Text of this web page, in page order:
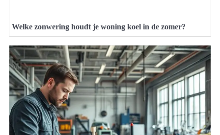
Welke zonwering houdt je woning koel in de zomer?